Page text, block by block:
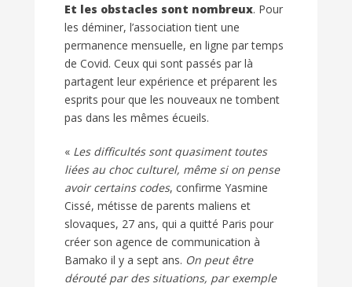
Et les obstacles sont nombreux. Pour
les déminer, l’association tient une
permanence mensuelle, en ligne par temps
de Covid. Ceux qui sont passés par là
partagent leur expérience et préparent les
esprits pour que les nouveaux ne tombent
pas dans les mêmes écueils.
« Les difficultés sont quasiment toutes
liées au choc culturel, même si on pense
avoir certains codes, confirme Yasmine
Cissé, métisse de parents maliens et
slovaques, 27 ans, qui a quitté Paris pour
créer son agence de communication à
Bamako il y a sept ans. On peut être
dérouté par des situations, par exemple